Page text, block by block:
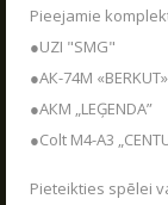
Pieejamie
●UZI "SMG"
●АК-74М «BERKUT»
●АКМ „LEĢENDA”
●Colt M4-A3
Pieteikties spēlei
04.06.2026